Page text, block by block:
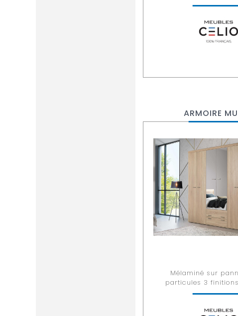
ARMOIRE
Mélaminé sur
particules 3